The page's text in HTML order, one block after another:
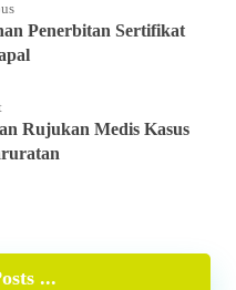
Penerbitan Sertifikat
Rujukan Medis Kasus
...